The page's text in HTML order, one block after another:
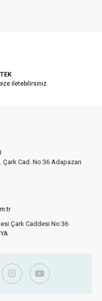
iletebilirsiniz.
Cad. No:36 Adapazarı
Çark Caddesi No:36